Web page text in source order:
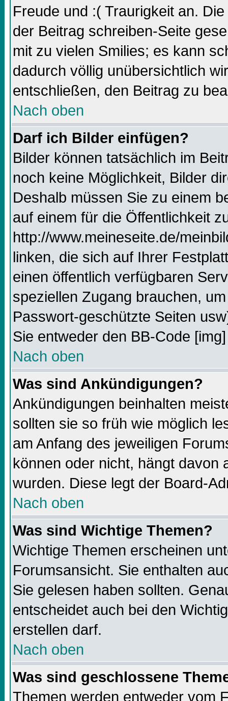
Freude und :( Traurigkeit an.
der Beitrag schreiben-Seite
mit zu vielen Smilies; es kann
dadurch völlig unübersichtlich
entschließen, den Beitrag zu
Nach oben
Darf ich Bilder einfügen?
Bilder können tatsächlich im
noch keine Möglichkeit, Bilder
Deshalb müssen Sie zu einem
auf einem für die Öffentlichkeit
http://www.meineseite.de/
linken, die sich auf Ihrer
einen öffentlich verfügbaren
speziellen Zugang brauchen,
Passwort-geschützte Seiten
Sie entweder den BB-Code
Nach oben
Was sind Ankündigungen?
Ankündigungen beinhalten
sollten sie so früh wie möglich
am Anfang des jeweiligen
können oder nicht, hängt davon
wurden. Diese legt der Board-
Nach oben
Was sind Wichtige Themen?
Wichtige Themen erscheinen
Forumsansicht. Sie enthalten
Sie gelesen haben sollten.
entscheidet auch bei den
erstellen darf.
Nach oben
Was sind geschlossene
Themen werden entweder vom